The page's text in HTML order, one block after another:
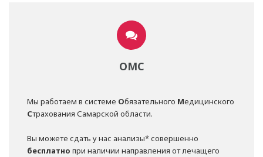
ОМС
Мы работаем в системе Обязательного Медицинского
Страхования Самарской области.
Вы можете сдать у нас анализы* совершенно
бесплатно при наличии направления от лечащего